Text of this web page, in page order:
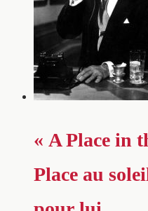
« A Place in
Place au